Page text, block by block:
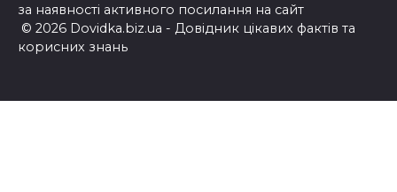
за наявності активного посилання на сайт
© 2026 Dovidka.biz.ua - Довідник цікавих фактів та
корисних знань